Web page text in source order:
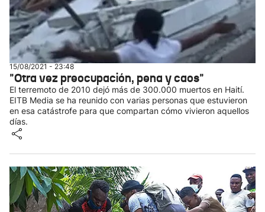
15/08/2021 - 23:48
"Otra vez preocupación, pena y caos"
El terremoto de 2010 dejó más de 300.000 muertos en Haití.
EITB Media se ha reunido con varias personas que estuvieron
en esa catástrofe para que compartan cómo vivieron aquellos
días.